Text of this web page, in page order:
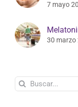
7 mayo
30 marzo
Buscar: